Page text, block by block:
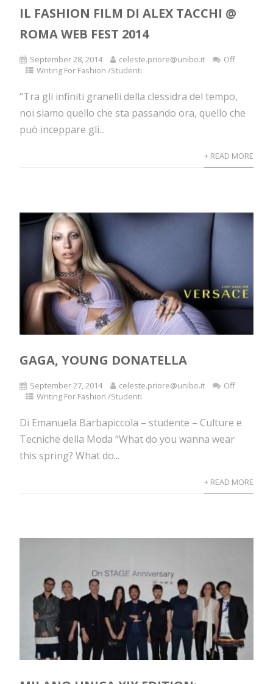
IL FASHION FILM DI ALEX TACCHI @
ROMA WEB FEST 2014
September 28, 2014 celeste.priore@unibo.it
Off
Writing For Fashion /Studenti
“Tra gli infiniti granelli della clessidra del tempo,
noi siamo quello che sta passando ora, quello che
può inceppare gli...
+ READ MORE
GAGA, YOUNG DONATELLA
September 27, 2014 celeste.priore@unibo.it
Off
Writing For Fashion /Studenti
Di Emanuela Barbapiccola – studente – Culture e
Tecniche della Moda “What do you wanna wear
this spring? What do...
+ READ MORE